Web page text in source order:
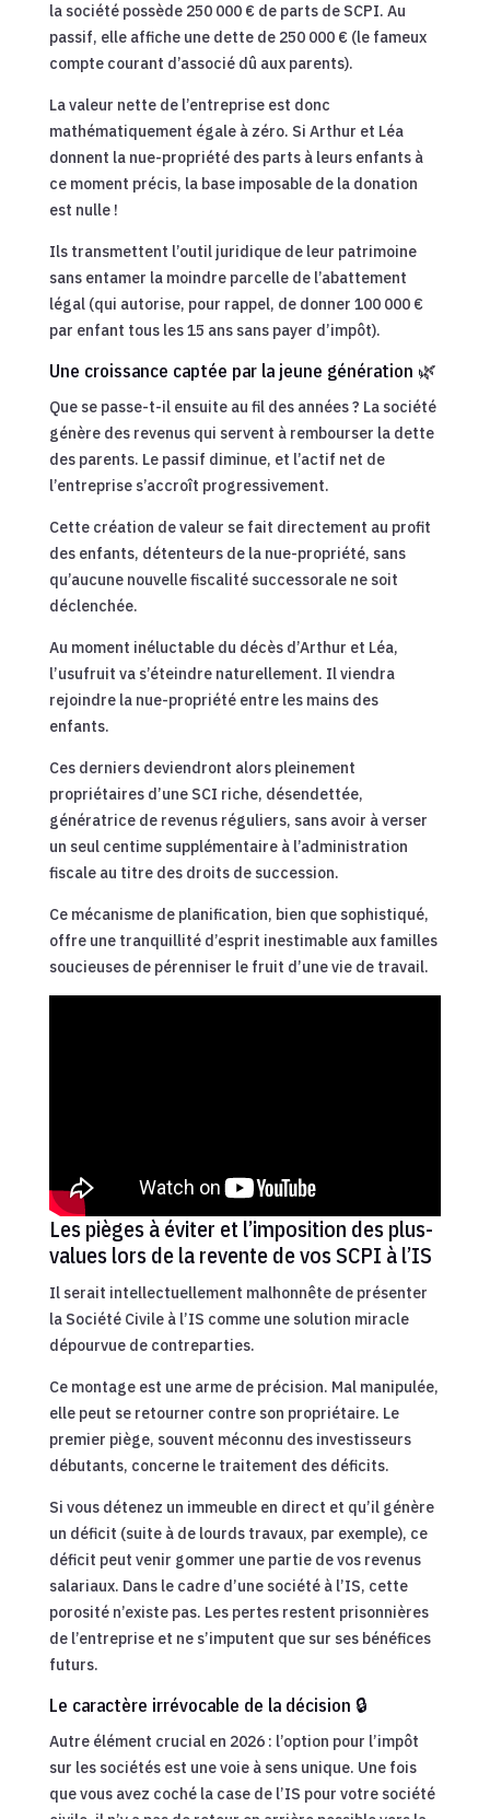
la société possède 250 000 € de parts de SCPI. Au
passif, elle affiche une dette de 250 000 € (le fameux
compte courant d’associé dû aux parents).
La valeur nette de l’entreprise est donc
mathématiquement égale à zéro. Si Arthur et Léa
donnent la nue-propriété des parts à leurs enfants à
ce moment précis, la base imposable de la donation
est nulle !
Ils transmettent l’outil juridique de leur patrimoine
sans entamer la moindre parcelle de l’abattement
légal (qui autorise, pour rappel, de donner 100 000 €
par enfant tous les 15 ans sans payer d’impôt).
Une croissance captée par la jeune génération 🌿
Que se passe-t-il ensuite au fil des années ? La société
génère des revenus qui servent à rembourser la dette
des parents. Le passif diminue, et l’actif net de
l’entreprise s’accroît progressivement.
Cette création de valeur se fait directement au profit
des enfants, détenteurs de la nue-propriété, sans
qu’aucune nouvelle fiscalité successorale ne soit
déclenchée.
Au moment inéluctable du décès d’Arthur et Léa,
l’usufruit va s’éteindre naturellement. Il viendra
rejoindre la nue-propriété entre les mains des
enfants.
Ces derniers deviendront alors pleinement
propriétaires d’une SCI riche, désendettée,
génératrice de revenus réguliers, sans avoir à verser
un seul centime supplémentaire à l’administration
fiscale au titre des droits de succession.
Ce mécanisme de planification, bien que sophistiqué,
offre une tranquillité d’esprit inestimable aux familles
soucieuses de pérenniser le fruit d’une vie de travail.
Les pièges à éviter et l’imposition des plus-
values lors de la revente de vos SCPI à l’IS
Il serait intellectuellement malhonnête de présenter
la Société Civile à l’IS comme une solution miracle
dépourvue de contreparties.
Ce montage est une arme de précision. Mal manipulée,
elle peut se retourner contre son propriétaire. Le
premier piège, souvent méconnu des investisseurs
débutants, concerne le traitement des déficits.
Si vous détenez un immeuble en direct et qu’il génère
un déficit (suite à de lourds travaux, par exemple), ce
déficit peut venir gommer une partie de vos revenus
salariaux. Dans le cadre d’une société à l’IS, cette
porosité n’existe pas. Les pertes restent prisonnières
de l’entreprise et ne s’imputent que sur ses bénéfices
futurs.
Le caractère irrévocable de la décision 🔒
Autre élément crucial en 2026 : l’option pour l’impôt
sur les sociétés est une voie à sens unique. Une fois
que vous avez coché la case de l’IS pour votre société